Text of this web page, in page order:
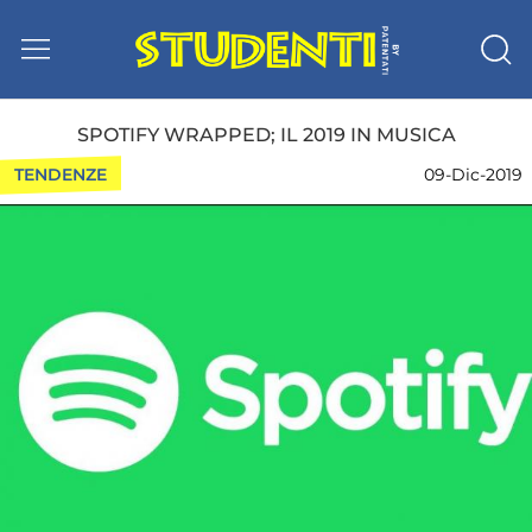
SPOTIFY WRAPPED; IL 2019 IN MUSICA
TENDENZE 09-Dic-2019